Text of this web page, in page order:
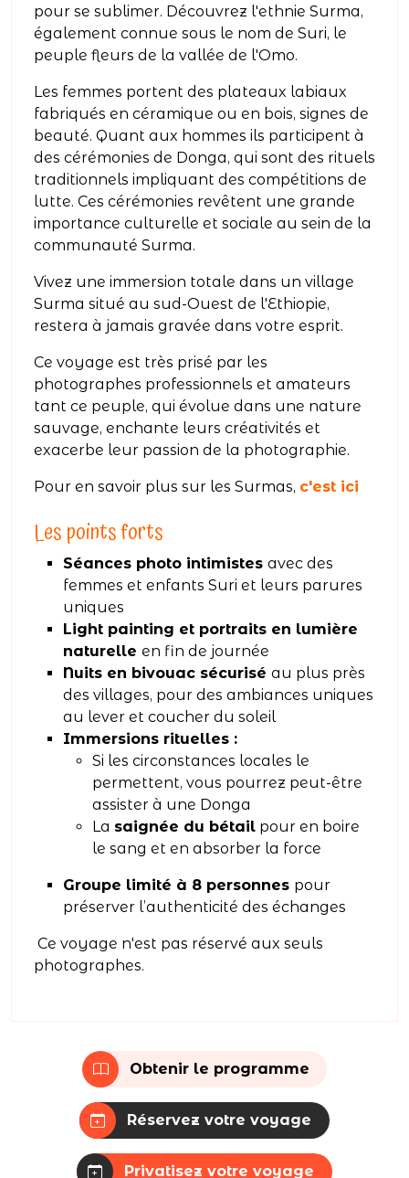
pour se sublimer. Découvrez l'ethnie Surma,
également connue sous le nom de Suri, le
peuple fleurs de la vallée de l'Omo.
Les femmes portent des plateaux labiaux
fabriqués en céramique ou en bois, signes de
beauté. Quant aux hommes ils participent à
des cérémonies de Donga, qui sont des rituels
traditionnels impliquant des compétitions de
lutte. Ces cérémonies revêtent une grande
importance culturelle et sociale au sein de la
communauté Surma.
Vivez une immersion totale dans un village
Surma situé au sud-Ouest de l'Ethiopie,
restera à jamais gravée dans votre esprit.
Ce voyage est très prisé par les
photographes professionnels et amateurs
tant ce peuple, qui évolue dans une nature
sauvage, enchante leurs créativités et
exacerbe leur passion de la photographie.
Pour en savoir plus sur les Surmas, c'est ici
Les points forts
Séances photo intimistes avec des
femmes et enfants Suri et leurs parures
uniques
Light painting et portraits en lumière
naturelle en fin de journée
Nuits en bivouac sécurisé au plus près
des villages, pour des ambiances uniques
au lever et coucher du soleil
Immersions rituelles :
Si les circonstances locales le
permettent, vous pourrez peut-être
assister à une Donga
La saignée du bétail pour en boire
le sang et en absorber la force
Groupe limité à 8 personnes pour
préserver l’authenticité des échanges
Ce voyage n'est pas réservé aux seuls
photographes.
Obtenir le programme
Réservez votre voyage
Privatisez votre voyage